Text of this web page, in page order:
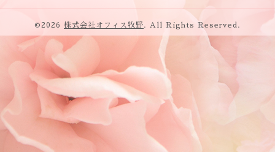
©2026 株式会社オフィス牧野. All Rights Reserved.